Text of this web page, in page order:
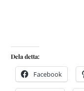
Dela detta:
Facebook